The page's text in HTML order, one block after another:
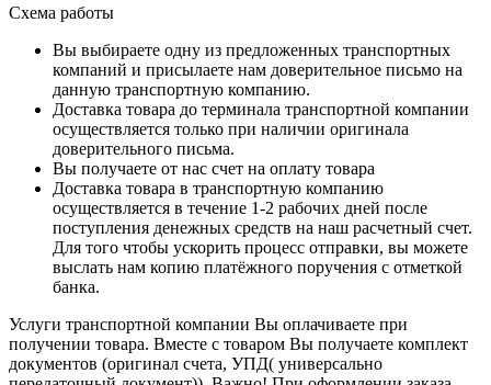
Схема работы
Вы выбираете одну из предложенных транспортных
компаний и присылаете нам доверительное письмо на
данную транспортную компанию.
Доставка товара до терминала транспортной компании
осуществляется только при наличии оригинала
доверительного письма.
Вы получаете от нас счет на оплату товара
Доставка товара в транспортную компанию
осуществляется в течение 1-2 рабочих дней после
поступления денежных средств на наш расчетный счет.
Для того чтобы ускорить процесс отправки, вы можете
выслать нам копию платёжного поручения с отметкой
банка.
Услуги транспортной компании Вы оплачиваете при
получении товара. Вместе с товаром Вы получаете комплект
документов (оригинал счета, УПД( универсально